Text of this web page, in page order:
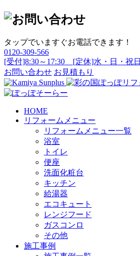
タップでいますぐお電話できます！
0120-309-566
[受付]8:30～17:30 [定休]水・日・祝日
お問い合わせ お見積もり
HOME
リフォームメニュー
リフォームメニュー一覧
浴室
トイレ
便座
洗面化粧台
キッチン
給湯器
エコキュート
レンジフード
ガスコンロ
その他
施工事例